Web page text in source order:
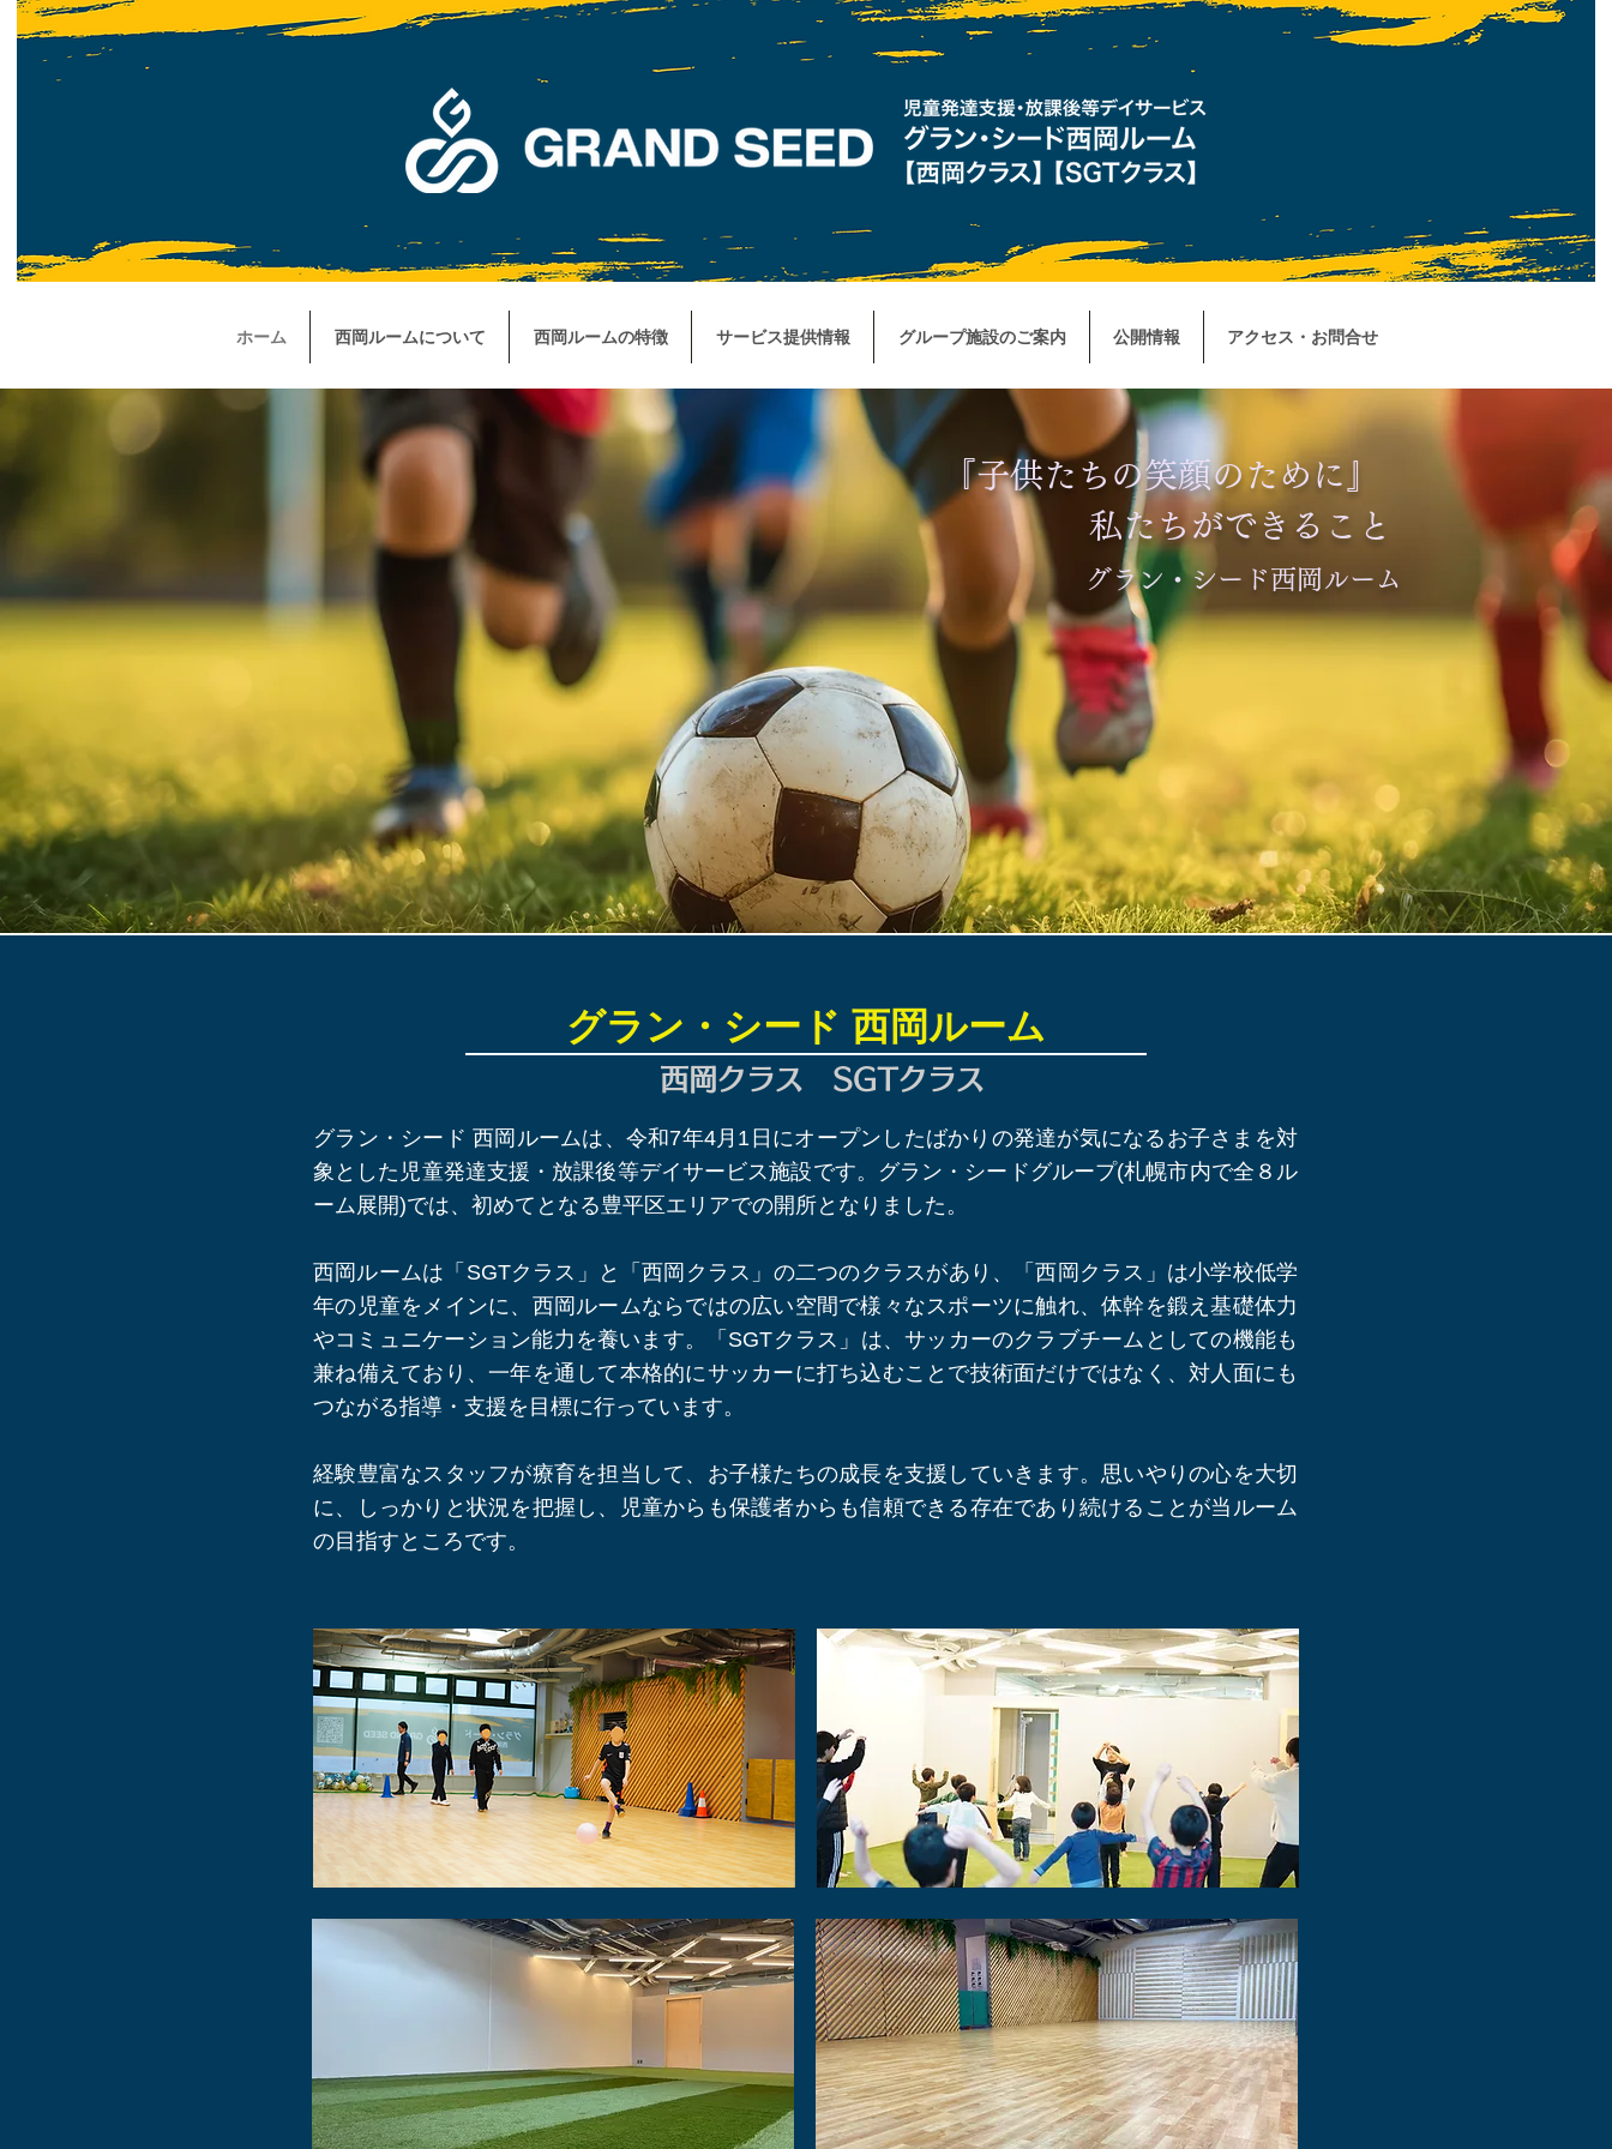
ホーム 西岡ルームについて 西岡ルームの特徴 サービス提供情報 グループ施設のご案内 公開情報 アクセス・お問合せ
『子供たちの笑顔のために』
​私たちができること
​グラン・シード西岡ルーム
​グラン・シード 西岡ルーム
​西岡クラス SGTクラス​
グラン・シード 西岡ルームは、令和7年4月1日にオープンしたばかりの発達が気になるお子さまを対
象とした児童発達支援・放課後等デイサービス施設です。グラン・シードグループ(札幌市内で全８ル
ーム展開)では、初めてとなる豊平区エリアでの開所となりました。
西岡ルームは「SGTクラス」と「西岡クラス」の二つのクラスがあり、「西岡クラス」は小学校低学
年の児童をメインに、西岡ルームならではの広い空間で様々なスポーツに触れ、体幹を鍛え基礎体力
やコミュニケーション能力を養います。「SGTクラス」は、サッカーのクラブチームとしての機能も
兼ね備えており、一年を通して本格的にサッカーに打ち込むことで技術面だけではなく、対人面にも
つながる指導・支援を目標に行っています。
経験豊富なスタッフが療育を担当して、お子様たちの成長を支援していきます。思いやりの心を大切
に、しっかりと状況を把握し、児童からも保護者からも信頼できる存在であり続けることが当ルーム
の目指すところです。